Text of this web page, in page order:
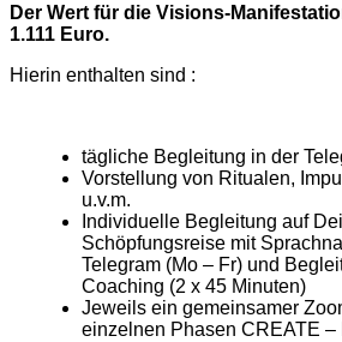
Der Wert für die Visions-
1.111 Euro.
Hierin enthalten sind :
tägliche Begleitung in der
Vorstellung von Ritualen,
u.v.m.
Individuelle Begleitung auf
Schöpfungsreise mit
Telegram (Mo – Fr) und
Coaching (2 x 45 Minuten)
Jeweils ein gemeinsamer
einzelnen Phasen CREATE